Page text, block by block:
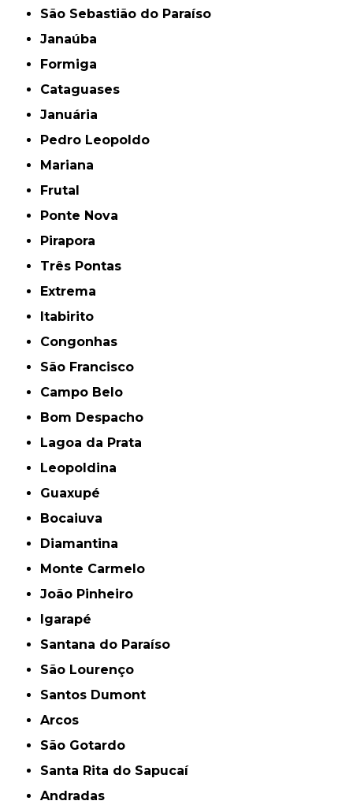
São Sebastião do Paraíso
Janaúba
Formiga
Cataguases
Januária
Pedro Leopoldo
Mariana
Frutal
Ponte Nova
Pirapora
Três Pontas
Extrema
Itabirito
Congonhas
São Francisco
Campo Belo
Bom Despacho
Lagoa da Prata
Leopoldina
Guaxupé
Bocaiuva
Diamantina
Monte Carmelo
João Pinheiro
Igarapé
Santana do Paraíso
São Lourenço
Santos Dumont
Arcos
São Gotardo
Santa Rita do Sapucaí
Andradas